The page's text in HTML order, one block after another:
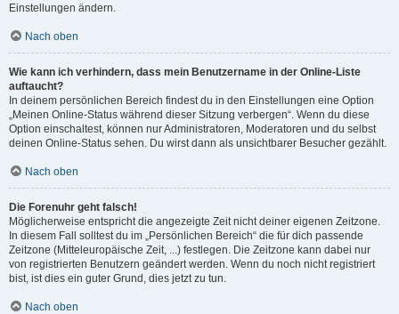
Einstellungen ändern.
Nach oben
Wie kann ich verhindern, dass mein Benutzername in der Online-Liste
auftaucht?
In deinem persönlichen Bereich findest du in den Einstellungen eine Option
„Meinen Online-Status während dieser Sitzung verbergen“. Wenn du diese
Option einschaltest, können nur Administratoren, Moderatoren und du selbst
deinen Online-Status sehen. Du wirst dann als unsichtbarer Besucher gezählt.
Nach oben
Die Forenuhr geht falsch!
Möglicherweise entspricht die angezeigte Zeit nicht deiner eigenen Zeitzone.
In diesem Fall solltest du im „Persönlichen Bereich“ die für dich passende
Zeitzone (Mitteleuropäische Zeit, ...) festlegen. Die Zeitzone kann dabei nur
von registrierten Benutzern geändert werden. Wenn du noch nicht registriert
bist, ist dies ein guter Grund, dies jetzt zu tun.
Nach oben